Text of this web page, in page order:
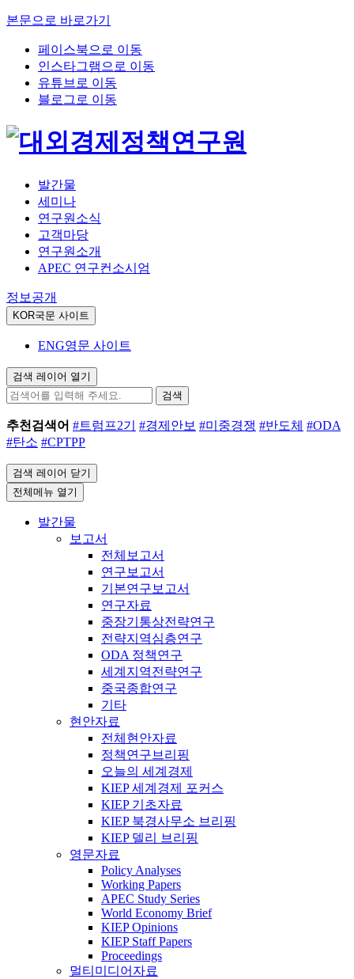
본문으로 바로가기
페이스북으로 이동
인스타그램으로 이동
유튜브로 이동
블로그로 이동
발간물
세미나
연구원소식
고객마당
연구원소개
APEC 연구컨소시엄
정보공개
KOR국문 사이트
ENG영문 사이트
검색 레이어 열기
검색
추천검색어 #트럼프2기 #경제안보 #미중경쟁 #반도체 #ODA
#탄소 #CPTPP
검색 레이어 닫기
전체메뉴 열기
발간물
보고서
전체보고서
연구보고서
기본연구보고서
연구자료
중장기통상전략연구
전략지역심층연구
ODA 정책연구
세계지역전략연구
중국종합연구
기타
현안자료
전체현안자료
정책연구브리핑
오늘의 세계경제
KIEP 세계경제 포커스
KIEP 기초자료
KIEP 북경사무소 브리핑
KIEP 델리 브리핑
영문자료
Policy Analyses
Working Papers
APEC Study Series
World Economy Brief
KIEP Opinions
KIEP Staff Papers
Proceedings
멀티미디어자료